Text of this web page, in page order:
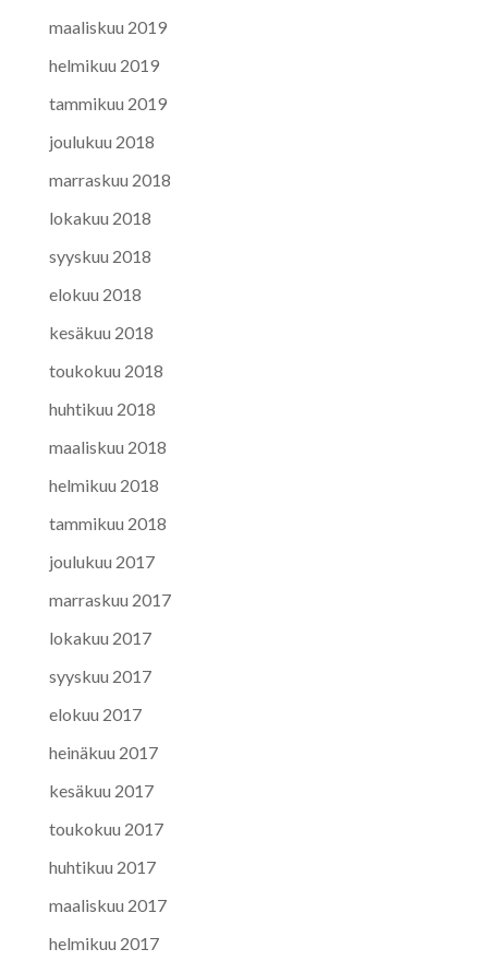
maaliskuu 2019
helmikuu 2019
tammikuu 2019
joulukuu 2018
marraskuu 2018
lokakuu 2018
syyskuu 2018
elokuu 2018
kesäkuu 2018
toukokuu 2018
huhtikuu 2018
maaliskuu 2018
helmikuu 2018
tammikuu 2018
joulukuu 2017
marraskuu 2017
lokakuu 2017
syyskuu 2017
elokuu 2017
heinäkuu 2017
kesäkuu 2017
toukokuu 2017
huhtikuu 2017
maaliskuu 2017
helmikuu 2017